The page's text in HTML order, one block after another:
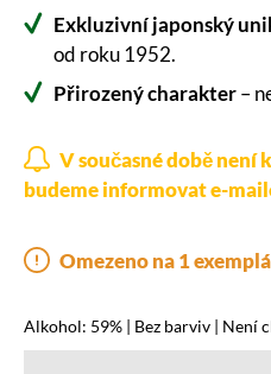
Exkluzivní japonský
od roku 1952.
Přirozený charakter–
V současné době není
budeme informovat e-
Omezeno na 1
Alkohol: 59% | Bez barviv | Není